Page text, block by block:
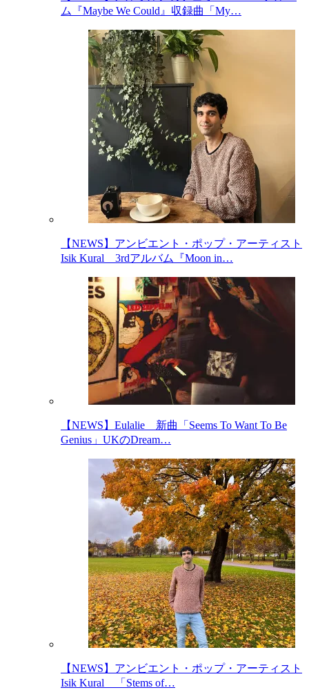
ム『Maybe We Could』収録曲「My…
【NEWS】アンビエント・ポップ・アーティスト
Isik Kural 3rdアルバム『Moon in…
【NEWS】Eulalie 新曲「Seems To Want To Be
Genius」UKのDream…
【NEWS】アンビエント・ポップ・アーティスト
Isik Kural 「Stems of…